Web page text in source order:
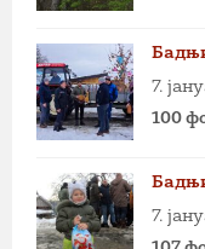
7.
100
7.